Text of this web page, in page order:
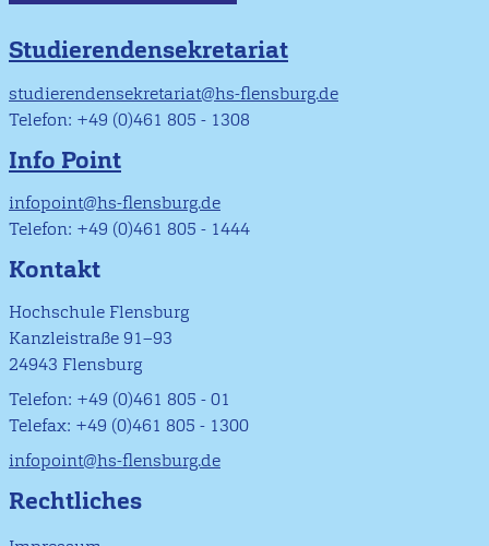
Studierendensekretariat
studierendensekretariat@hs-flensburg.de
Telefon: +49 (0)461 805 - 1308
Info Point
infopoint@hs-flensburg.de
Telefon: +49 (0)461 805 - 1444
Kontakt
Hochschule Flensburg
Kanzleistraße 91–93
24943 Flensburg
Telefon: +49 (0)461 805 - 01
Telefax: +49 (0)461 805 - 1300
infopoint@hs-flensburg.de
Rechtliches